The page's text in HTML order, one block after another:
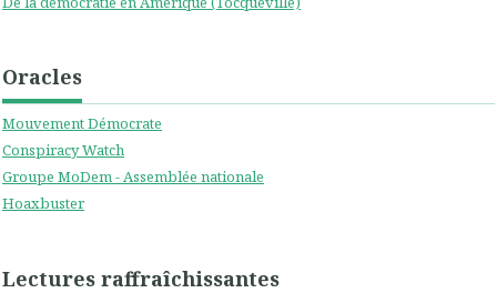
Oracles
Mouvement Démocrate
Conspiracy Watch
Groupe MoDem - Assemblée nationale
Hoaxbuster
Lectures raffraîchissantes